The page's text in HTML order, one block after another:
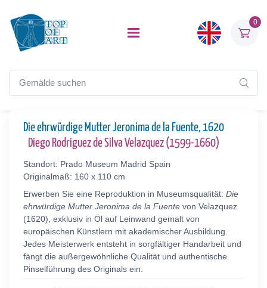
0
Die ehrwürdige Mutter Jeronima de la Fuente, 1620
Diego Rodriguez de Silva Velazquez (1599-1660)
Standort: Prado Museum Madrid Spain
Originalmaß: 160 x 110 cm
Erwerben Sie eine Reproduktion in Museumsqualität: Die
ehrwürdige Mutter Jeronima de la Fuente von Velazquez
(1620), exklusiv in Öl auf Leinwand gemalt von
europäischen Künstlern mit akademischer Ausbildung.
Jedes Meisterwerk entsteht in sorgfältiger Handarbeit und
fängt die außergewöhnliche Qualität und authentische
Pinselführung des Originals ein.